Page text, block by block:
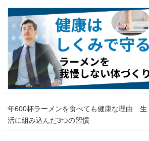
年600杯ラーメンを食べても健康な理由 生
活に組み込んだ3つの習慣